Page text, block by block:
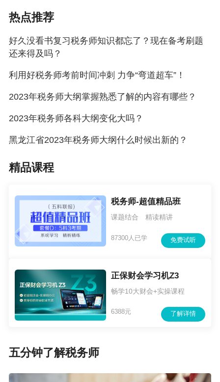
热点推荐
好久没看书复习税务师知识都忘了？现在备考刷题
还来得及吗？
利用好税务师考前时间冲刺 力争“弯道超车”！
2023年税务师大纲掌握熟悉了解的内容有哪些？
2023年税务师各科大纲变化大吗？
黑龙江省2023年税务师大纲什么时候出新的？
精品课程
税务师-超值精品班
课题结合 精读精讲
免费试听
87300人已学
正保财会学习机Z3
畅学10大财会+实操课程
了解详情
6388元
五分钟了解税务师